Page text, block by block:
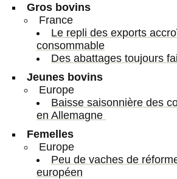
Gros bovins
France
Le repli des exports
consommable
Des abattages toujours
Jeunes bovins
Europe
Baisse saisonnière des
en Allemagne
Femelles
Europe
Peu de vaches de
européen